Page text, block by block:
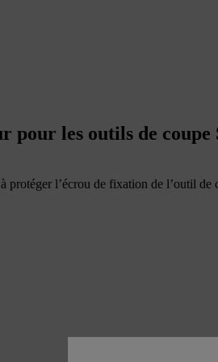
pour les outils de
protéger l’écrou de fixation de l’outil de